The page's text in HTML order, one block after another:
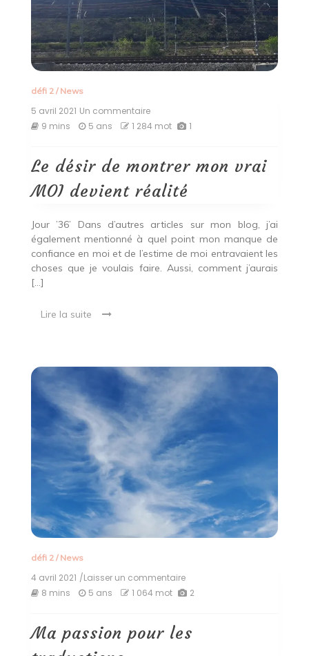
défi 2/ News
5 avril 2021 Un commentairesur
Le
montrer
mon
vrai
MOI
réalité
9 mins 5 ans 1 284 mot 1
Le désir de montrer mon vrai
MOI devient réalité
Jour ’36’ Dans d’autres articles sur mon blog, j’ai
également mentionné à quel point mon manque de
confiance en moi et de l’estime de moi entravaient les
choses que je voulais faire. Aussi, comment j’aurais
[…]
Lire la suite
défi 2/ News
4 avril 2021 /Laisser un commentaireon
Ma
traductions
8 mins 5 ans 1 064 mot 2
Ma passion pour les